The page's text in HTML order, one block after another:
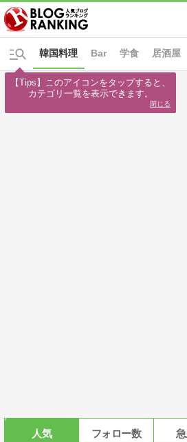
Bar 学食 居酒屋
韓国料理
人気 フォロー数
【Tips】このアイコンをタップすると、
カテゴリ一覧を表示できます。
閉じる